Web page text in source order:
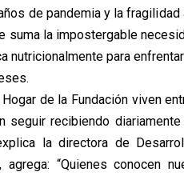
de pandemia y la
suma la impostergable
nutricionalmente para
Hogar de la Fundación viven
seguir recibiendo
la directora de
agrega: “Quienes conocen